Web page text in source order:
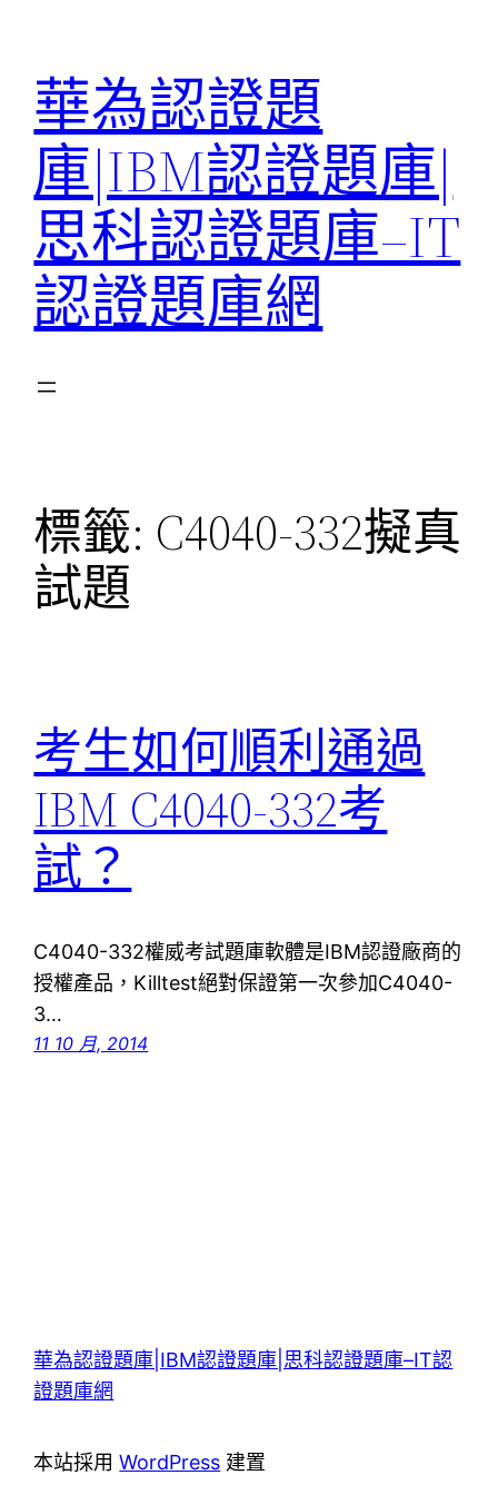
華為認證題
庫|IBM認證題庫|
思科認證題庫–IT
認證題庫網
標籤: C4040-332擬真
試題
考生如何順利通過
IBM C4040-332考
試？
C4040-332權威考試題庫軟體是IBM認證廠商的
授權產品，Killtest絕對保證第一次參加C4040-
3…
11 10 月, 2014
華為認證題庫|IBM認證題庫|思科認證題庫–IT認
證題庫網
本站採用WordPress 建置